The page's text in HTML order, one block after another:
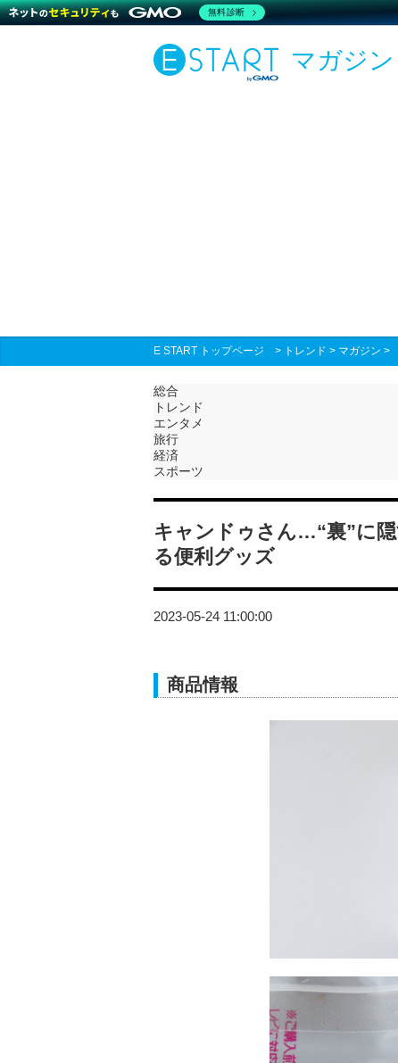
マガジン
E START トップページ > トレンド > マガジン >
総合
トレンド
エンタメ
旅行
経済
スポーツ
キャンドゥさん…“裏”に
る便利グッズ
2023-05-24 11:00:00
商品情報
無料診断